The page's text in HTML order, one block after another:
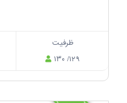
ظرفیت
۱۳۰ /۱۲۹